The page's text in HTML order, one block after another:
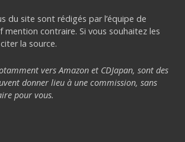
du site sont rédigés par l’équipe de
mention contraire. Si vous souhaitez les
la source.
vers Amazon et CDJapan, sont des
donner lieu à une commission, sans
pour vous.